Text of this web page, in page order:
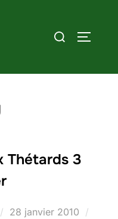
Rechercher :
Thétards 3
Publié
28 janvier 2010